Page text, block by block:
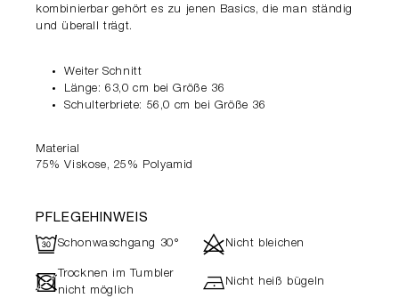
kombinierbar gehört es zu jenen Basics, die man ständig
und überall trägt.
Weiter Schnitt
Länge: 63,0 cm bei Größe 36
Schulterbriete: 56,0 cm bei Größe 36
Material
75% Viskose, 25% Polyamid
PFLEGEHINWEIS
RSchonwaschgang 30° dNicht bleichen
- Trocknen im Tumbler
nicht möglich
hNicht heiß bügeln